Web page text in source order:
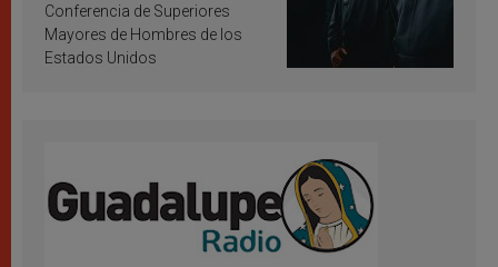
Conferencia de Superiores
Mayores de Hombres de los
Estados Unidos